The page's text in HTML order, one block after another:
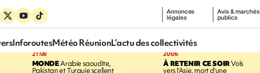
Annonces
légales
Avis & marchés
publics
InforoutesMétéo RéunionL’actu des collectivités
21:08
MONDEArabie saoudite,
Pakistan et Turquie scellent
20:06
À RETENIR CE SOIRVols
vers l'Asie, mort d'une